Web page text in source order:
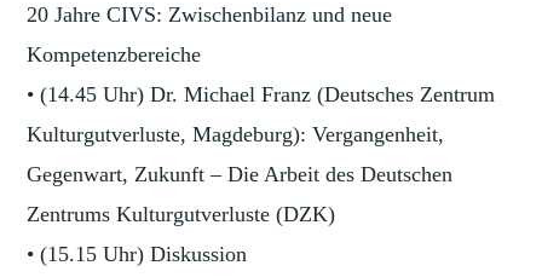
20 Jahre CIVS: Zwischenbilanz und neue
Kompetenzbereiche
• (14.45 Uhr) Dr. Michael Franz (Deutsches Zentrum
Kulturgutverluste, Magdeburg): Vergangenheit,
Gegenwart, Zukunft – Die Arbeit des Deutschen
Zentrums Kulturgutverluste (DZK)
• (15.15 Uhr) Diskussion